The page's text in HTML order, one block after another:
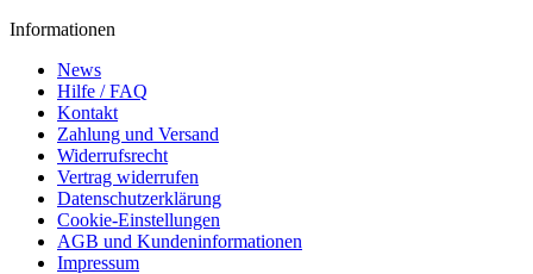
Informationen
News
Hilfe / FAQ
Kontakt
Zahlung und Versand
Widerrufsrecht
Vertrag widerrufen
Datenschutzerklärung
Cookie-Einstellungen
AGB und Kundeninformationen
Impressum